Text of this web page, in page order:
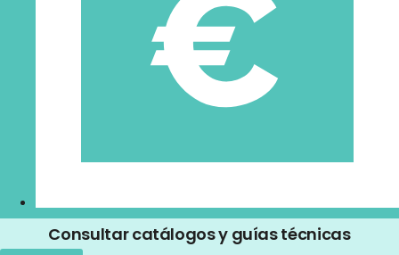
Consultar catálogos y guías técnicas